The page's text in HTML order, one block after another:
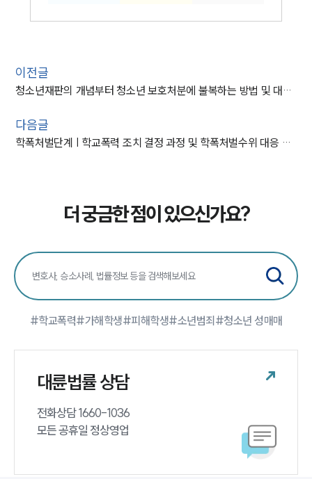
이전글
청소년재판의 개념부터 청소년 보호처분에 불복하는 방법 및 대응 전략까지
다음글
학폭처벌단계 | 학교폭력 조치 결정 과정 및 학폭처벌수위 대응 가이드
더 궁금한 점이 있으신가요?
#학교폭력#가해학생#피해학생#소년범죄#청소년 성매매
대륜법률 상담
전화상담 1660-1036
모든 공휴일 정상영업